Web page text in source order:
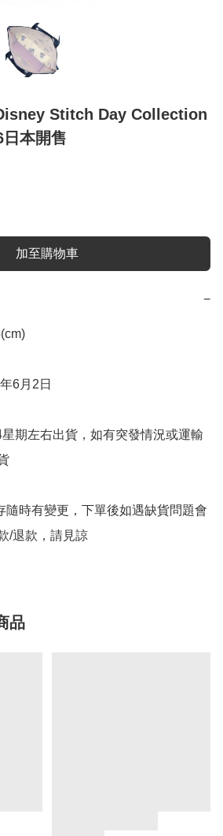
Stitch Day Collection
本開售
加至購物車
−
6月2日
期左右出貨，如有突發情況或運輸
隨時有變更，下單後如遇缺貨問題會
/退款，請見諒
品